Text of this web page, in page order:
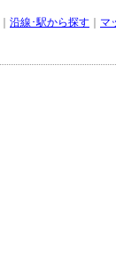
沿線･駅から探す マ